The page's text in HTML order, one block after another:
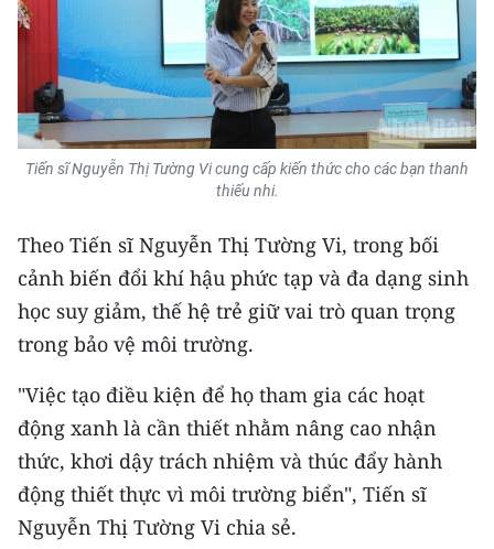
CHUYÊN ĐỀ
CÁC CHUYÊN TRANG
VỀ BÁO NHÂN DÂN
NHÂN DÂN CUỐI TUẦN
NHÂN DÂN HẰNG THÁNG
MUA BÁO
ĐỌC BÁO IN
ENGLISH
Tiến sĩ Nguyễn Thị Tường Vi cung cấp kiến thức cho các bạn thanh
thiếu nhi.
Theo Tiến sĩ Nguyễn Thị Tường Vi, trong bối
cảnh biến đổi khí hậu phức tạp và đa dạng sinh
học suy giảm, thế hệ trẻ giữ vai trò quan trọng
trong bảo vệ môi trường.
"Việc tạo điều kiện để họ tham gia các hoạt
động xanh là cần thiết nhằm nâng cao nhận
thức, khơi dậy trách nhiệm và thúc đẩy hành
động thiết thực vì môi trường biển", Tiến sĩ
Nguyễn Thị Tường Vi chia sẻ.